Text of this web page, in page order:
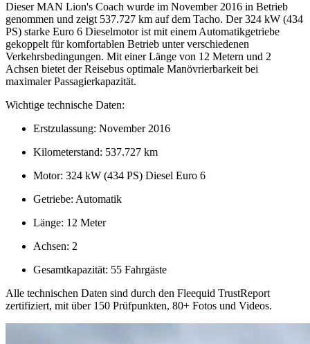
Dieser MAN Lion's Coach wurde im November 2016 in Betrieb
genommen und zeigt 537.727 km auf dem Tacho. Der 324 kW (434
PS) starke Euro 6 Dieselmotor ist mit einem Automatikgetriebe
gekoppelt für komfortablen Betrieb unter verschiedenen
Verkehrsbedingungen. Mit einer Länge von 12 Metern und 2
Achsen bietet der Reisebus optimale Manövrierbarkeit bei
maximaler Passagierkapazität.
Wichtige technische Daten:
Erstzulassung: November 2016
Kilometerstand: 537.727 km
Motor: 324 kW (434 PS) Diesel Euro 6
Getriebe: Automatik
Länge: 12 Meter
Achsen: 2
Gesamtkapazität: 55 Fahrgäste
Alle technischen Daten sind durch den Fleequid TrustReport
zertifiziert, mit über 150 Prüfpunkten, 80+ Fotos und Videos.